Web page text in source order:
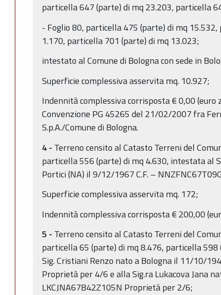
particella 647 (parte) di mq 23.203, particella
- Foglio 80, particella 475 (parte) di mq
1.170, particella 701 (parte) di mq 13.023;
intestato al Comune di Bologna con sede in
Superficie complessiva asservita mq. 10.927;
Indennità complessiva corrisposta € 0,00 (euro
Convenzione PG 45265 del 21/02/2007 fra
S.p.A./Comune di Bologna.
4 - Terreno censito al Catasto Terreni del
particella 556 (parte) di mq 4.630, intestata al
Portici (NA) il 9/12/1967 C.F. –
Superficie complessiva asservita mq. 172;
Indennità complessiva corrisposta € 200,00
5 - Terreno censito al Catasto Terreni del
particella 65 (parte) di mq 8.476, particella
Sig. Cristiani Renzo nato a Bologna il 11/10/
Proprietà per 4/6 e alla Sig.ra Lukacova Jana
LKCJNA67B42Z105N Proprietà per 2/6;